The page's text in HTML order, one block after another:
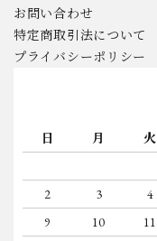
お問い合わせ
特定商取引法について
プライバシーポリシー
日 月 火
2
3 4
9
10 11